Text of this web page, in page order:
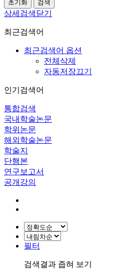
상세검색닫기
최근검색어
최근검색어 옵션
전체삭제
자동저장끄기
인기검색어
통합검색
국내학술논문
학위논문
해외학술논문
학술지
단행본
연구보고서
공개강의
필터
검색결과 좁혀 보기